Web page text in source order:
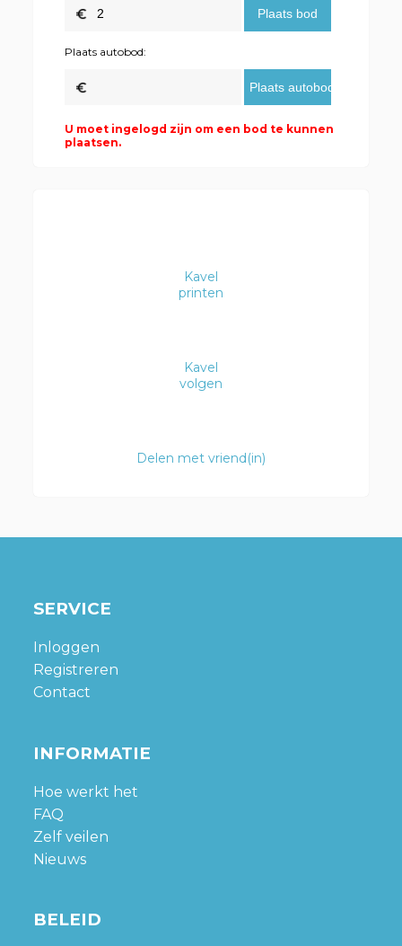
Plaats autobod:
U moet ingelogd zijn om een bod te kunnen
plaatsen.
Kavel
printen
Kavel
volgen
Delen met vriend(in)
SERVICE
Inloggen
Registreren
Contact
INFORMATIE
Hoe werkt het
FAQ
Zelf veilen
Nieuws
BELEID